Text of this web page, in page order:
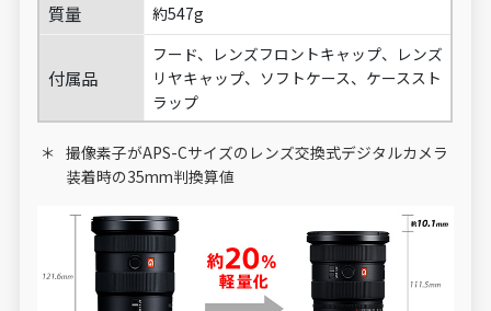
質量 約547g
付属品
フード、レンズフロントキャップ、レンズ
リヤキャップ、ソフトケース、ケーススト
ラップ
撮像素子がAPS-Cサイズのレンズ交換式デジタルカメラ
装着時の35mm判換算値